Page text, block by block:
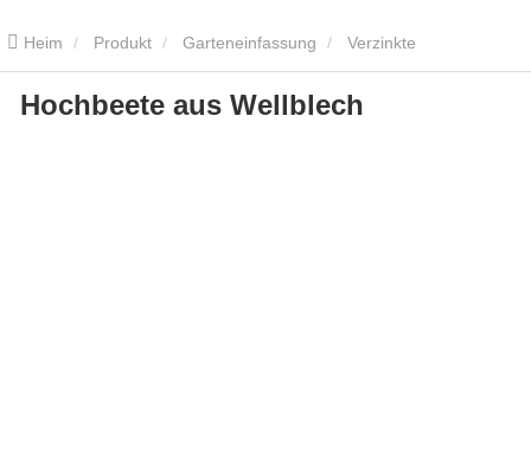
Heim Produkt Garteneinfassung Verzinkte
Garteneinfassung Hochbeete aus Wellblech
Hochbeete aus Wellblech